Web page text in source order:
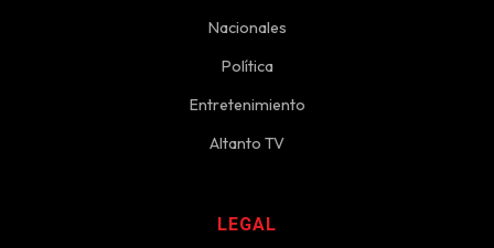
Nacionales
Política
Entretenimiento
Altanto TV
LEGAL